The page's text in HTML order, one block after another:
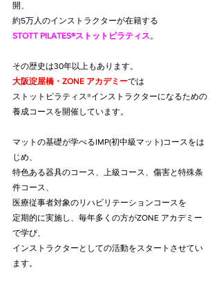
開、
約5万人のインストラクターが在籍する
STOTT PILATES®ストットピラティス。
その歴史は30年以上もあります。
大阪淀屋橋・ZONE アカデミーでは
ストットピラティス®インストラクターになるための
養成コースを開催しています。
マットの基礎が学べるIMP(初中級マット)コースをは
じめ、
特色ある器具のコース、上級コース、傷害と特殊条
件コース、
医療従事者対象のリハビリテーションコースを
定期的に実施し、毎年多くの方がZONE アカデミー
で学び、
インストラクターとしての活動をスタートさせてい
ます。